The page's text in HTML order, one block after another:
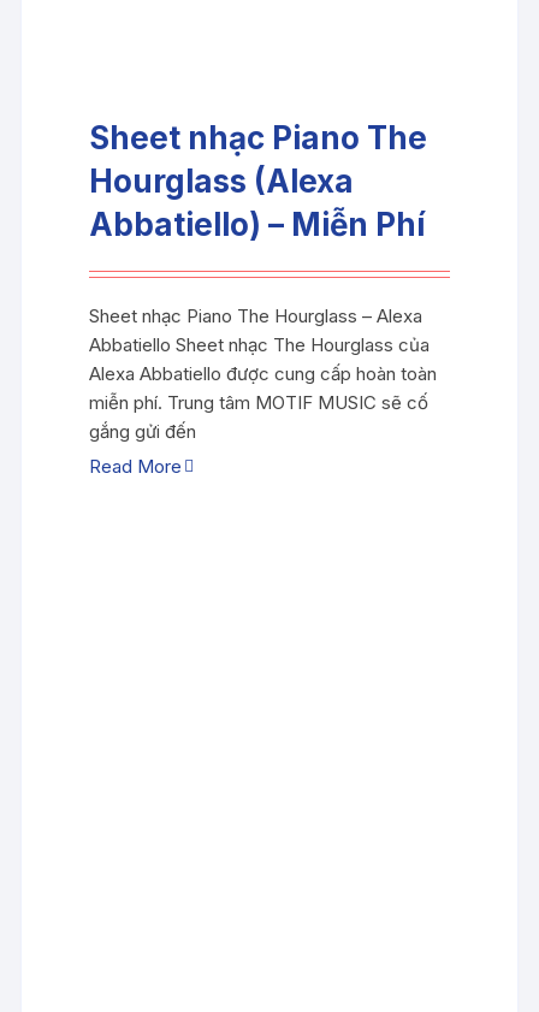
Sheet nhạc Piano The
Hourglass (Alexa
Abbatiello) – Miễn Phí
Sheet nhạc Piano The Hourglass – Alexa
Abbatiello Sheet nhạc The Hourglass của
Alexa Abbatiello được cung cấp hoàn toàn
miễn phí. Trung tâm MOTIF MUSIC sẽ cố
gắng gửi đến
Read More